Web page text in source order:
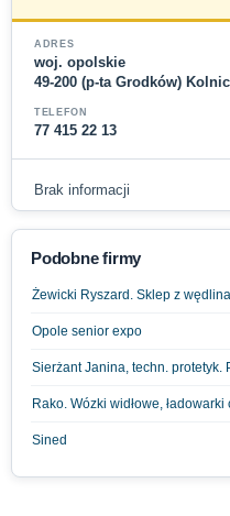
ADRES
woj. opolskie
49-200 (p-ta Grodków)
TELEFON
77 415 22 13
Brak informacji
Podobne firmy
Żewicki Ryszard. Sklep z
Opole senior expo
Sierżant Janina, techn. protetyk.
Rako. Wózki widłowe, ładowarki
Sined